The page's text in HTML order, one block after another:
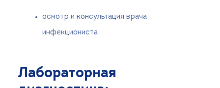
осмотр и консультация врача
инфекциониста
Лабораторная